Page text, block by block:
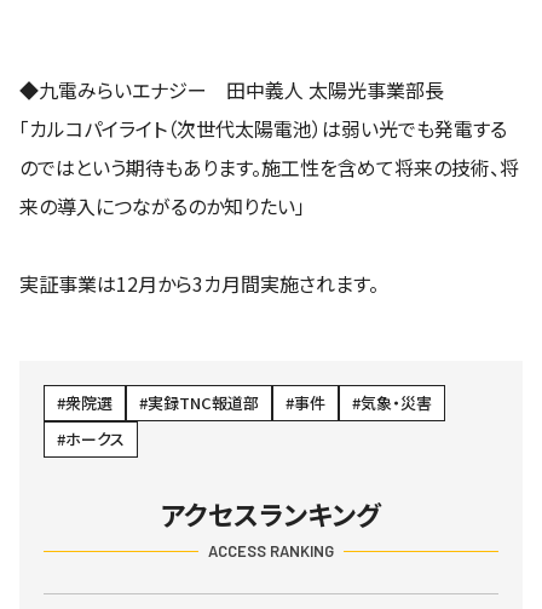
◆九電みらいエナジー 田中義人 太陽光事業部長
「カルコパイライト（次世代太陽電池）は弱い光でも発電する
のではという期待もあります。施工性を含めて将来の技術、将
来の導入につながるのか知りたい」
実証事業は12月から3カ月間実施されます。
衆院選 実録TNC報道部 事件
気象・災害
ホークス
アクセスランキング
ACCESS RANKING